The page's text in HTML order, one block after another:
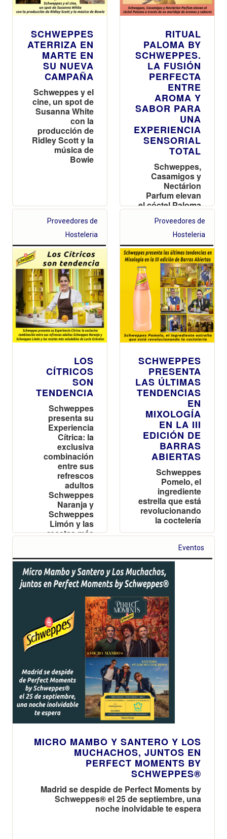
SCHWEPPES
ATERRIZA EN
MARTE EN
SU NUEVA
CAMPAÑA
Schweppes y el
cine, un spot de
Susanna White
con la
producción de
Ridley Scott y la
música de
Bowie
RITUAL
PALOMA BY
SCHWEPPES.
LA FUSIÓN
PERFECTA
ENTRE
AROMA Y
SABOR PARA
UNA
EXPERIENCIA
SENSORIAL
TOTAL
Schweppes,
Casamigos y
Nectárion
Parfum elevan
el cóctel Paloma
maridaje de
aromas y
sabores
Proveedores de
Hosteleria
LOS
CÍTRICOS
SON
TENDENCIA
Schweppes
presenta su
Experiencia
Cítrica: la
exclusiva
combinación
entre sus
refrescos
adultos
Schweppes
Naranja y
Schweppes
Limón y las
recetas más
Proveedores de
Hosteleria
SCHWEPPES
PRESENTA
LAS ÚLTIMAS
TENDENCIAS
EN
MIXOLOGÍA
EN LA III
EDICIÓN DE
BARRAS
ABIERTAS
Schweppes
Pomelo, el
ingrediente
estrella que está
revolucionando
la coctelería
Eventos
MICRO MAMBO Y SANTERO Y LOS
MUCHACHOS, JUNTOS EN
PERFECT MOMENTS BY
SCHWEPPES®
Madrid se despide de Perfect Moments by
Schweppes® el 25 de septiembre, una
noche inolvidable te espera